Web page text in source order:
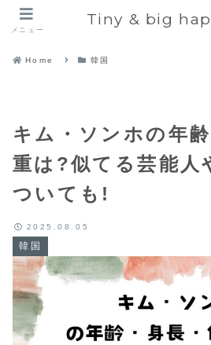
Home 韓国
キム・ソンホの年
重は?似てる芸能人
ついても!
韓国
2025.08.05
メニュー
Tiny & big